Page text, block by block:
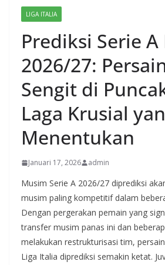
LIGA ITALIA
Prediksi Serie
2026/27:
Sengit di
Laga Krusial
Menentukan
Januari 17, 2026 admin
Musim Serie A 2026/27 diprediksi
musim paling kompetitif dalam
Dengan pergerakan pemain yang
transfer musim panas ini dan
melakukan restrukturisasi tim,
Liga Italia diprediksi semakin ketat.